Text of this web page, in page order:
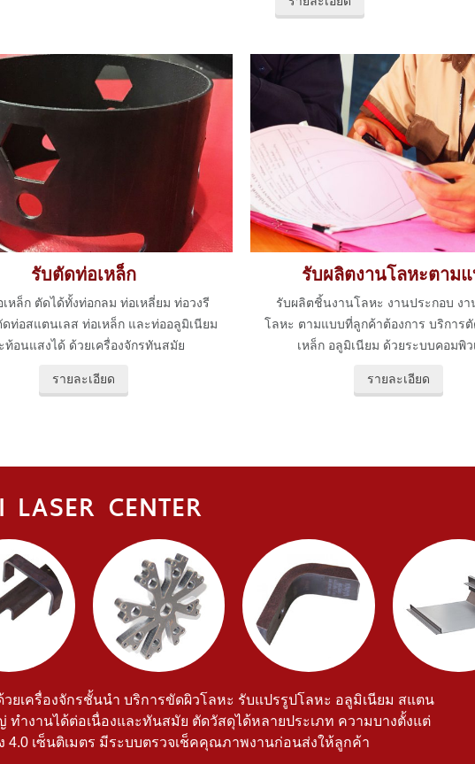
รับตัดท่อเหล็ก
หล็ก ตัดได้ทั้งท่อกลม ท่อเหลี่ยม ท่อวงรี
ท่อสแตนเลส ท่อเหล็ก และท่ออลูมิเนียม
ท้อนแสงได้ ด้วยเครื่องจักรทันสมัย
รายละเอียด
รับผลิตงานโลหะตาม
รับผลิตชิ้นงานโลหะ งานประกอบ ง
โลหะ ตามแบบที่ลูกค้าต้องการ บริการ
เหล็ก อลูมิเนียม ด้วยระบบคอมพิว
รายละเอียด
LASER CENTER
ยเครื่องจักรชั้นนำ บริการขัดผิวโลหะ รับแปรรูปโลหะ อลูมิเนียม สแตน
ทำงานได้ต่อเนื่องและทันสมัย ตัดวัสดุได้หลายประเภท ความบางตั้งแต่
4.0 เซ็นติเมตร มีระบบตรวจเช็คคุณภาพงานก่อนส่งให้ลูกค้า